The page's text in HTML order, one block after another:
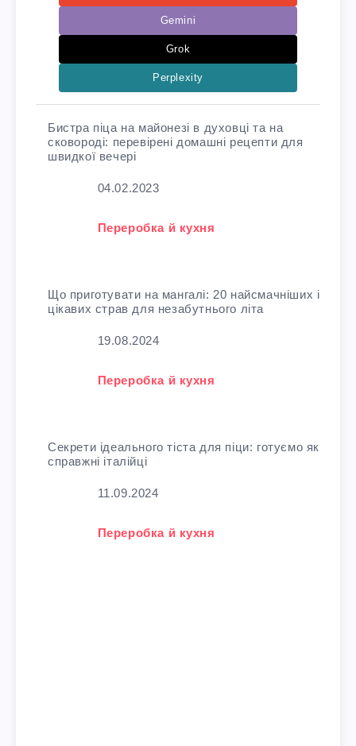
Gemini
Grok
Perplexity
Бистра піца на майонезі в духовці та на
сковороді: перевірені домашні рецепти для
швидкої вечері
04.02.2023
У зв'язку з тим, що
Переробка й кухня
Що приготувати на мангалі: 20 найсмачніших і
цікавих страв для незабутнього літа
19.08.2024
У зв'язку з тим, що
Переробка й кухня
Секрети ідеального тіста для піци: готуємо як
справжні італійці
11.09.2024
У зв'язку з тим, що
Переробка й кухня